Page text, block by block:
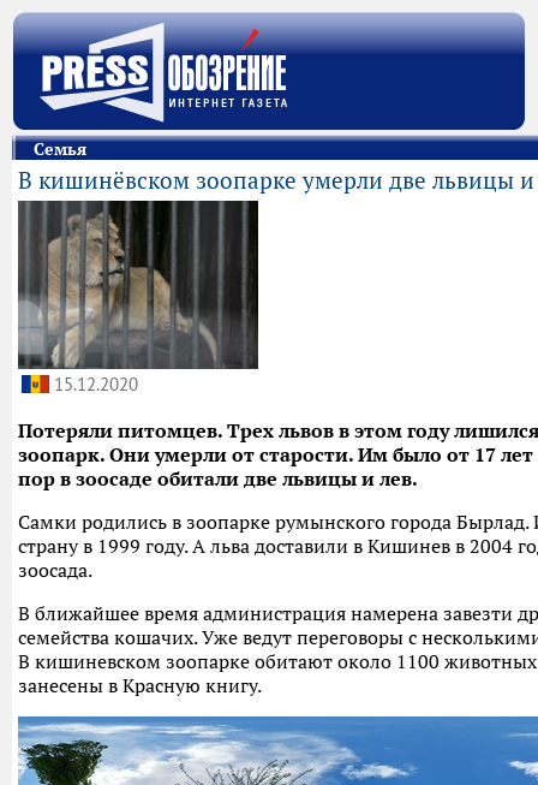
Семья
В кишинёвском зоопарке умерли две львицы и
15.12.2020
Потеряли питомцев. Трех львов в этом году
зоопарк. Они умерли от старости. Им было от 17 лет
пор в зоосаде обитали две львицы и лев.
Самки родились в зоопарке румынского города
страну в 1999 году. А льва доставили в Кишинев в 2004
зоосада.
В ближайшее время администрация намерена завезти
семейства кошачих. Уже ведут переговоры с
В кишиневском зоопарке обитают около 1100
занесены в Красную книгу.